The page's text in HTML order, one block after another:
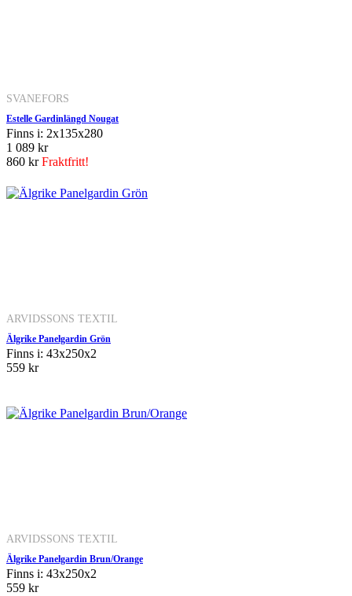
SVANEFORS
Estelle Gardinlängd Nougat
Finns i: 2x135x280
1 089 kr
860 krFraktfritt!
ARVIDSSONS TEXTIL
Älgrike Panelgardin Grön
Finns i: 43x250x2
559 kr
ARVIDSSONS TEXTIL
Älgrike Panelgardin Brun/Orange
Finns i: 43x250x2
559 kr